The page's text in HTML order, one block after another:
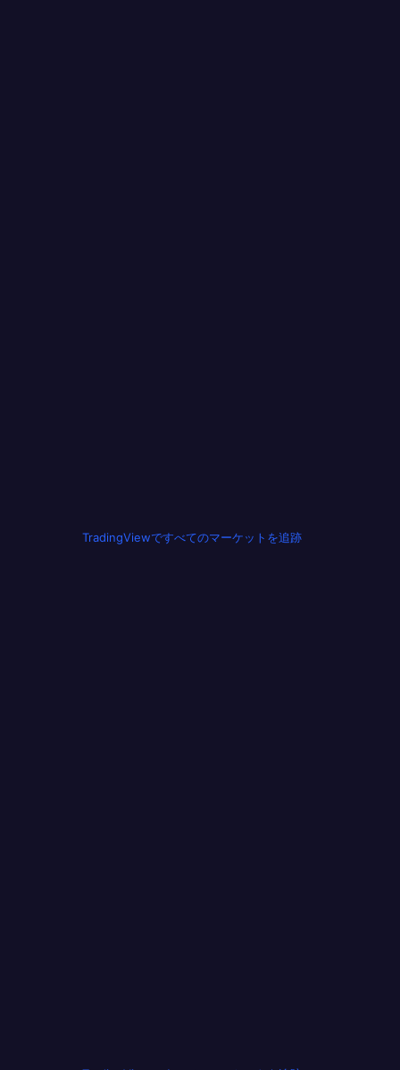
TradingViewですべてのマーケットを追跡